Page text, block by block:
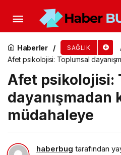
Haberler SAĞLIK
Afet psikolojisi: Toplumsal
Afet psikolojisi:
dayanışmadan
müdahaleye
haberbug tarafından
Bayraklı’da bir yılda 21
sağlık hizmeti